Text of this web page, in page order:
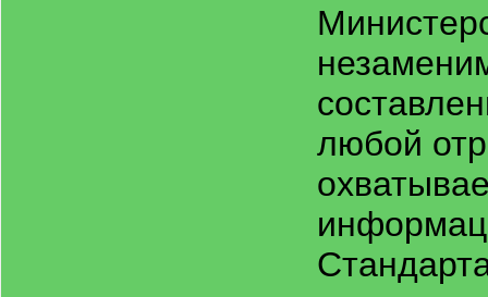
любой